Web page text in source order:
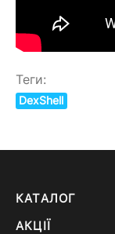
Теги:
DexShell
КАТАЛОГ
АКЦІЇ